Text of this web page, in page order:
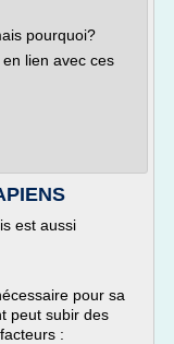
pourquoi?
lien avec ces
est aussi
pour sa
peut subir des
: